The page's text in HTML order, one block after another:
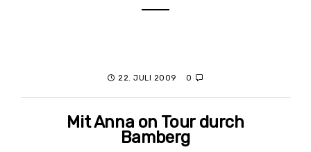
22. JULI 2009 0
Mit Anna on Tour durch
Bamberg